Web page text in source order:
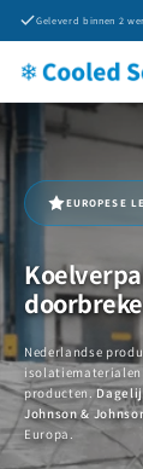
naar de
Geleverd binnen 2
EUROPESE
Nederlandse
isolatiematerialen
producten.
Johnson &
Europa.